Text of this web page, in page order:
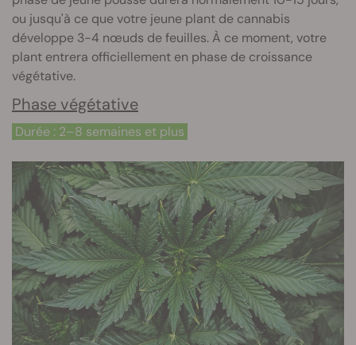
ou jusqu'à ce que votre jeune plant de cannabis
développe 3-4 nœuds de feuilles. À ce moment, votre
plant entrera officiellement en phase de croissance
végétative.
Phase végétative
Durée : 2–8 semaines et plus